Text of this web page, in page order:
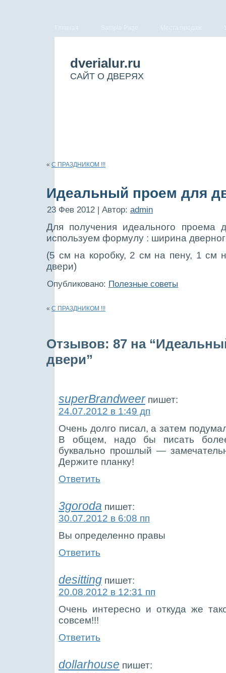
dverialur.ru
САЙТ О ДВЕРЯХ
« С ПРАЗДНИКОМ !!!
Идеальный проем для
23 Фев 2012 | Автор: admin
Для получения идеального проема
используем формулу : ширина
(5 см на коробку, 2 см на пену, 1 см
двери)
Опубликовано: Полезные советы
« С ПРАЗДНИКОМ !!!
Отзывов: 87 на
двери”
superBrandweer пишет:
24.07.2012 в 1:49 дп
Очень долго писал, а затем
В общем, надо бы писать
буквально прошлый —
Держите планку!
Ответить
3goroda пишет:
30.07.2012 в 6:08 пп
Вы определенно правы
Ответить
desitting пишет:
20.08.2012 в 12:31 пп
Очень интересно и откуда же
совсем!!!
Ответить
dollarhouse пишет: